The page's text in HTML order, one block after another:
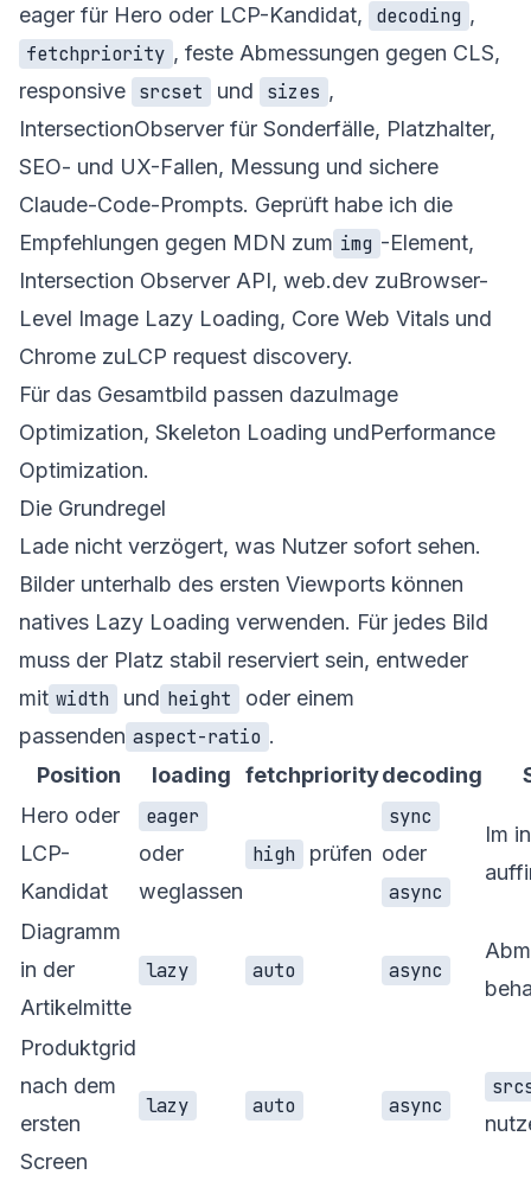
eager für Hero oder LCP-Kandidat,
decoding ,
fetchpriority , feste Abmessungen gegen CLS,
responsive srcset und sizes ,
IntersectionObserver für Sonderfälle, Platzhalter,
SEO- und UX-Fallen, Messung und sichere
Claude-Code-Prompts. Geprüft habe ich die
Empfehlungen gegen MDN zum img -Element,
Intersection Observer API, web.dev zuBrowser-
Level Image Lazy Loading, Core Web Vitals und
Chrome zuLCP request discovery.
Für das Gesamtbild passen dazuImage
Optimization, Skeleton Loading undPerformance
Optimization.
Die Grundregel
Lade nicht verzögert, was Nutzer sofort sehen.
Bilder unterhalb des ersten Viewports können
natives Lazy Loading verwenden. Für jedes Bild
muss der Platz stabil reserviert sein, entweder
mit width und height
oder einem
passenden aspect-ratio .
Position
loading fetchprioritydecoding
Hero oder
LCP-
Kandidat
eager
oder
weglassen
high prüfen
sync
oder
async
Im
Diagramm
in der
Artikelmitte
lazy auto async
Produktgrid
nach dem
ersten
Screen
lazy auto async